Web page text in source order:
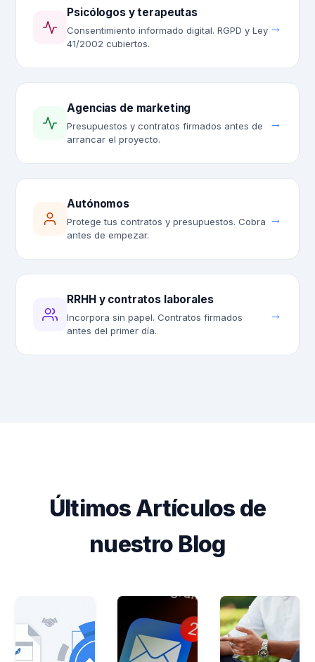
Psicólogos y terapeutas
Consentimiento informado digital. RGPD y Ley
41/2002 cubiertos.
→
Agencias de marketing
Presupuestos y contratos firmados antes de
arrancar el proyecto.
→
Autónomos
Protege tus contratos y presupuestos. Cobra
antes de empezar.
→
RRHH y contratos laborales
Incorpora sin papel. Contratos firmados
antes del primer día.
→
Últimos Artículos de
nuestro Blog